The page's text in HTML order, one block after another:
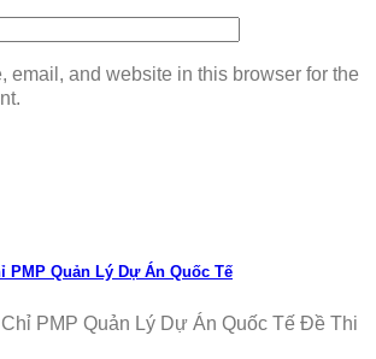
email, and website in this browser for the
PMP Quản Lý Dự Án Quốc Tế
PMP Quản Lý Dự Án Quốc Tế Đề Thi